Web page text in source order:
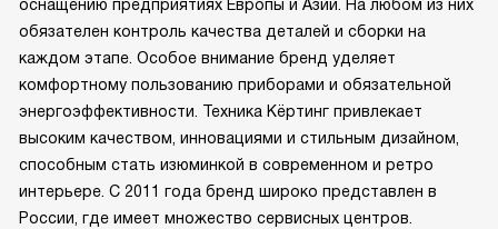
на современнейших по техническому и технологическому
оснащению предприятиях Европы и Азии. На любом из них
обязателен контроль качества деталей и сборки на
каждом этапе. Особое внимание бренд уделяет
комфортному пользованию приборами и обязательной
энергоэффективности. Техника Кёртинг привлекает
высоким качеством, инновациями и стильным дизайном,
способным стать изюминкой в современном и ретро
интерьере. С 2011 года бренд широко представлен в